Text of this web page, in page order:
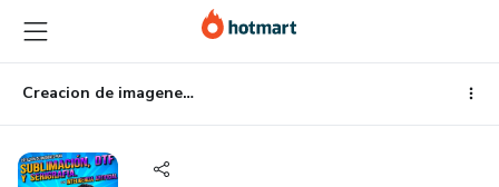
contenido
principal
la
página
de
pie
página
Creacion de imagenes para Sublimacion, DTF y Serigrafia con Inteligencia Artificial